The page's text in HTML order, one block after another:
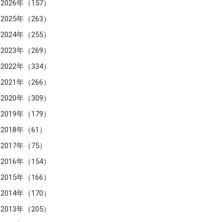
2026年（157）
2025年（263）
2024年（255）
2023年（269）
2022年（334）
2021年（266）
2020年（309）
2019年（179）
2018年（61）
2017年（75）
2016年（154）
2015年（166）
2014年（170）
2013年（205）